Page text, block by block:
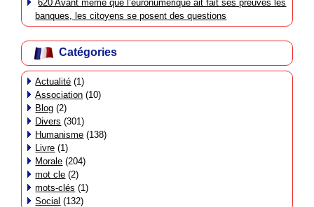
620 Avant même que l’euronumérique ait fait ses preuves les
banques, les citoyens se posent des questions
Catégories
Actualité (1)
Association (10)
Blog (2)
Divers (301)
Humanisme (138)
Livre (1)
Morale (204)
mot cle (2)
mots-clés (1)
Social (132)